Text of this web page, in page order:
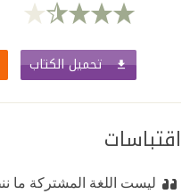
تحميل الكتاب
اقتباسات
ليست اللغة المشتركة ما